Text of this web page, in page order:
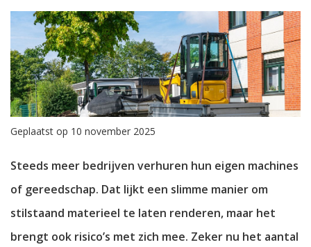
Geplaatst op 10 november 2025
Steeds meer bedrijven verhuren hun eigen machines
of gereedschap. Dat lijkt een slimme manier om
stilstaand materieel te laten renderen, maar het
brengt ook risico’s met zich mee. Zeker nu het aantal